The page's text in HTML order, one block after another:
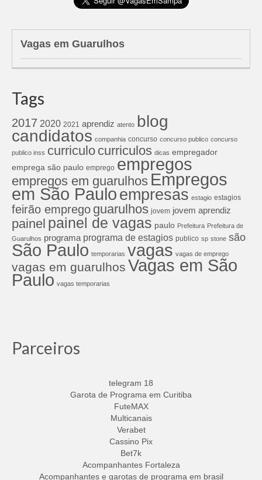
Vagas em Guarulhos
Tags
2017 2020 2021 aprendiz atento blog
candidatos companhia concurso concurso publico concurso
publico inss curriculo curriculos dicas empregador
emprega são paulo emprego empregos
empregos em guarulhos Empregos
em São Pauloempresas estagio estagios
feirão emprego guarulhos jovem jovem aprendiz
painel painel de vagas paulo Prefeitura Prefeitura de
Guarulhos programa programa de estagios publico sp stone são
São Paulo temporarias vagas vagas de emprego
vagas em guarulhos Vagas em São
Paulo vagas temporarias
Parceiros
telegram 18
Garota de Programa em Curitiba
FuteMAX
Multicanais
Verabet
Cassino Pix
Bet7k
Acompanhantes Fortaleza
Acompanhantes e garotas de programa em brasil